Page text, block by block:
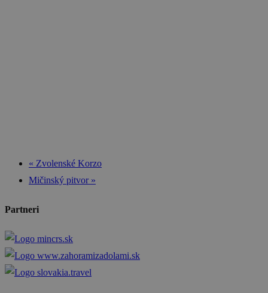
« Zvolenské Korzo
Mičinský pitvor »
Partneri